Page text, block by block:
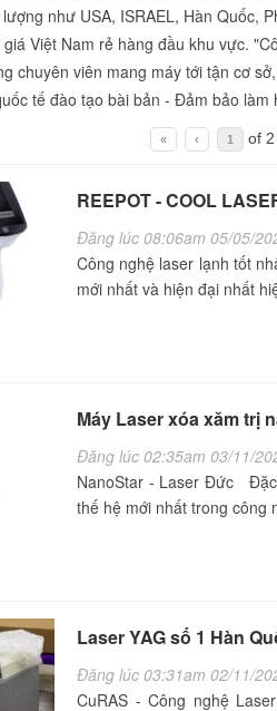
như USA, ISRAEL, Hàn Quốc,
Việt Nam rẻ hàng đầu khu vực.
chuyên viên mang máy tới tận cơ
tế đào tạo bài bản - Đảm bảo
« ‹ 1 of 2
REEPOT - COOL
Đăng lúc 08:06am 05/05/
Công nghệ laser lạnh tốt
mới nhất và hiện đại nhất
Máy Laser xóa xăm trị
Đăng lúc 02:35am 03/11/
NanoStar - Laser Đức Đặc
thế hệ mới nhất trong công
Laser YAG số 1 Hàn
Đăng lúc 03:31am 02/11/
CuRAS - Công nghệ